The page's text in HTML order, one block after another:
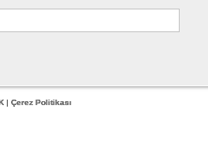
| Çerez Politikası